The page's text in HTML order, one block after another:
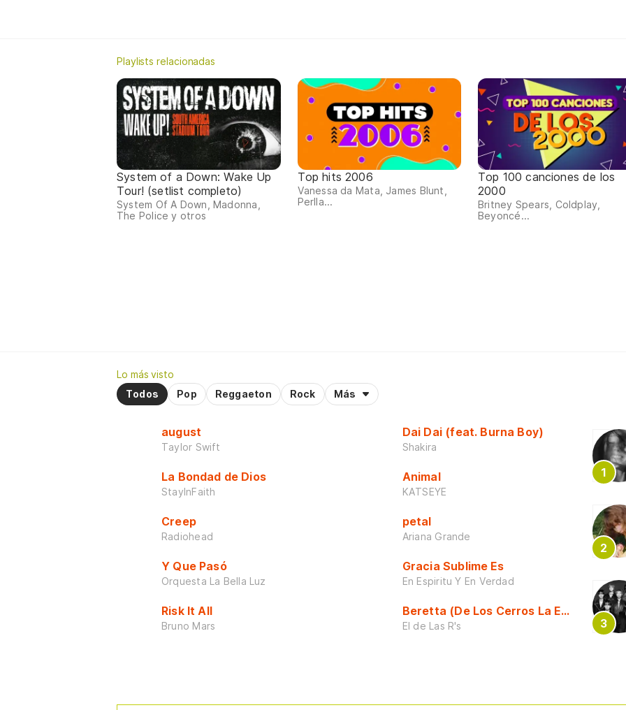
Playlists relacionadas
System of a Down: Wake Up
Tour! (setlist completo)
System Of A Down, Madonna,
The Police y otros
Top hits 2006
Vanessa da Mata, James Blunt,
Perlla...
Top 100 canciones de los
2000
Britney Spears, Coldplay,
Beyoncé...
Lo más visto
Todos
Pop Reggaeton Rock Más
august
Taylor Swift
La Bondad de Dios
StayInFaith
Creep
Radiohead
Y Que Pasó
Orquesta La Bella Luz
Risk It All
Bruno Mars
Dai Dai (feat. Burna Boy)
Shakira
Animal
KATSEYE
petal
Ariana Grande
Gracia Sublime Es
En Espiritu Y En Verdad
Beretta (De Los Cerros La Escuela)
El de Las R's